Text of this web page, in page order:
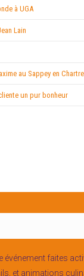
à UGA
Lain
au Sappey en
un pur bonheur
événement faites
et animations